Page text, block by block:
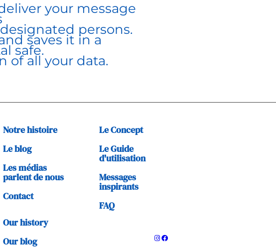
your message
persons.
saves it in a
safe.
of all your data.
Notre histoire
Le blog
Les médias
parlent de nous
Contact
Our history
Our blog
Le Concept
Le Guide
d'utilisation
Messages
inspirants
FAQ